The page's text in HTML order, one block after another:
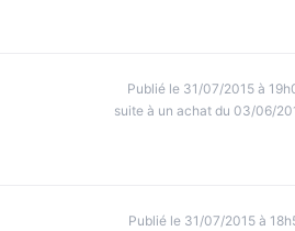
Publié le 31/07/2015 à
suite à un achat du 03/06/
Publié le 31/07/2015 à